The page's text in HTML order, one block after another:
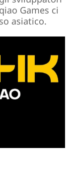
Games ci
asiatico.